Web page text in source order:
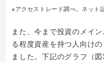
※アクセストレード調べ。ネット
また、今まで投資のメイ
る程度資産を持つ人向け
ました。下記のグラフ（